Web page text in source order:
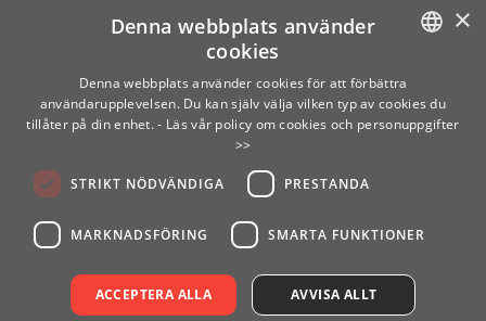
SWEDISH
×
Denna webbplats använder
cookies
Denna webbplats använder cookies för att förbättra
användarupplevelsen. Du kan själv välja vilken typ av cookies du
tillåter på din enhet. - Läs vår policy om cookies och personuppgifter
>>
STRIKT NÖDVÄNDIGA PRESTANDA
MARKNADSFÖRING SMARTA FUNKTIONER
ACCEPTERA ALLA AVVISA ALLT